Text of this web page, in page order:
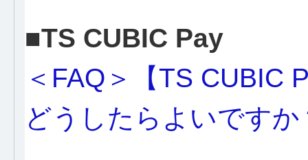
■TS CUBIC Pay
＜FAQ＞【TS CUBIC
どうしたらよいですか